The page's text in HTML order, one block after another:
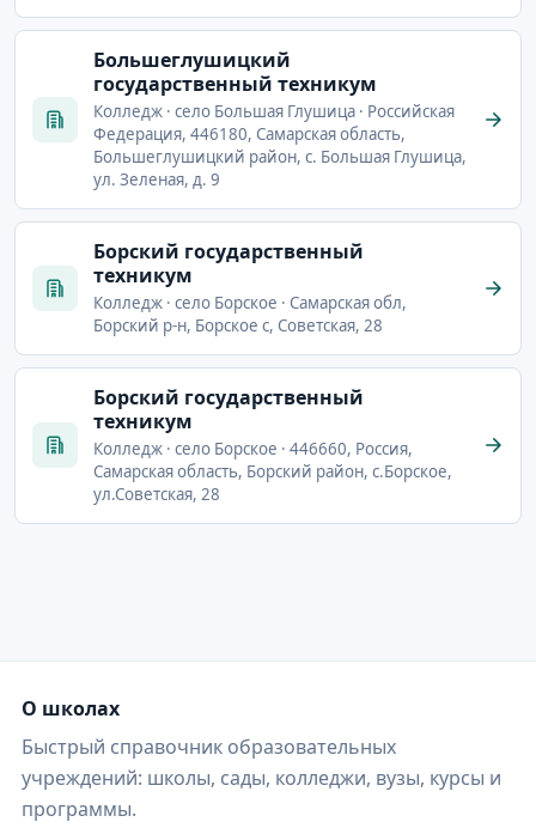
Большеглушицкий
государственный техникум
Колледж · село Большая Глушица · Российская
Федерация, 446180, Самарская область,
Большеглушицкий район, с. Большая Глушица,
ул. Зеленая, д. 9
Борский государственный
техникум
Колледж · село Борское · Самарская обл,
Борский р-н, Борское с, Советская, 28
Борский государственный
техникум
Колледж · село Борское · 446660, Россия,
Самарская область, Борский район, с.Борское,
ул.Советская, 28
О школах
Быстрый справочник образовательных
учреждений: школы, сады, колледжи, вузы, курсы и
программы.